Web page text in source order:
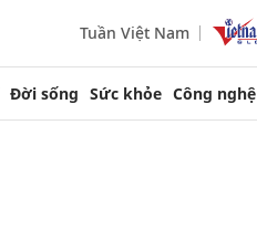
Tuần Việt Nam
Đời sống Sức khỏe Công nghệ